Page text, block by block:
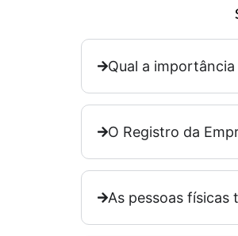
Qual a
O Registro da
As pessoas físicas